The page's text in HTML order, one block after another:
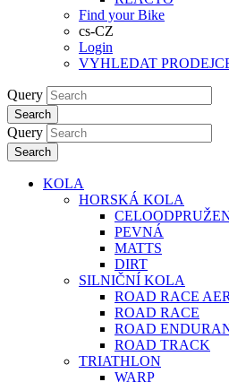
Find your Bike
cs-CZ
Login
VYHLEDAT
Query
Search
Query
Search
KOLA
HORSKÁ KOLA
PEVNÁ
MATTS
DIRT
SILNIČNÍ KOLA
ROAD RACE
ROAD RACE
ROAD
ROAD TRACK
TRIATHLON
WARP